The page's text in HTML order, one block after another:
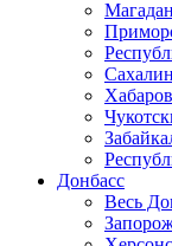
Донбасс
Весь